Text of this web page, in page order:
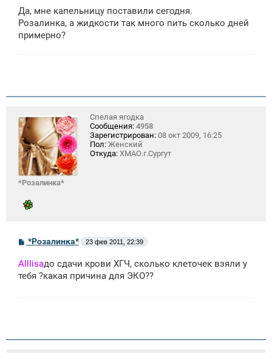
б
щ
н
Да, мне капельницу поставили сегодня.
Розалинка, а жидкости так много пить сколько дней
примерно?
*Розалинка*
Спелая ягодка
Сообщения: 4958
Зарегистрирован: 08 окт 2009, 16:25
Пол: Женский
Откуда: ХМАО.г.Сургут
С
о
б
щ
*Розалинка* 23 фев 2011, 22:39
Alllisaдо сдачи крови ХГЧ, сколько клеточек взяли у
тебя ?какая причина для ЭКО??